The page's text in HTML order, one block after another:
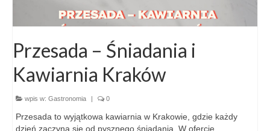
Przesada – Śniadania i
Kawiarnia Kraków
wpis w: Gastronomia | 0
Przesada to wyjątkowa kawiarnia w Krakowie, gdzie każdy
dzień zaczyna się od pysznego śniadania. W ofercie